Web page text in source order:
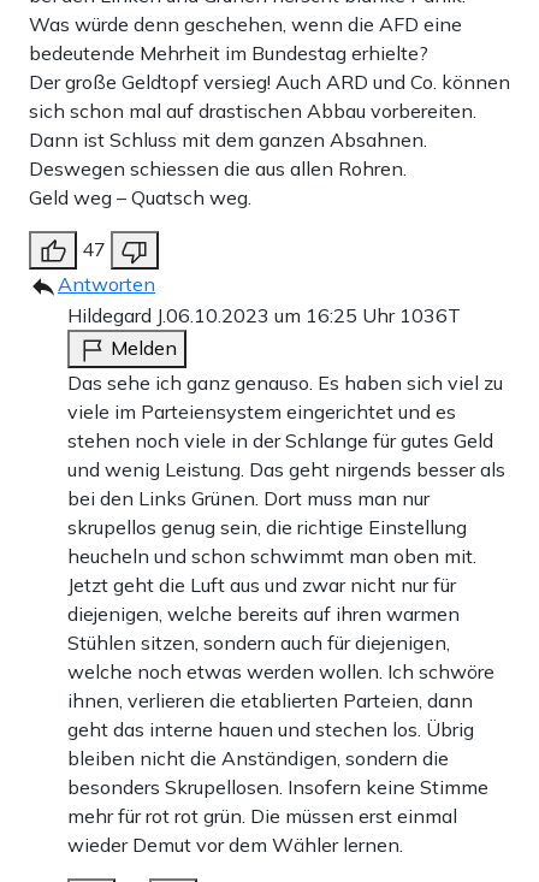
Was würde denn geschehen, wenn die AFD eine
bedeutende Mehrheit im Bundestag erhielte?
Der große Geldtopf versieg! Auch ARD und Co. können
sich schon mal auf drastischen Abbau vorbereiten.
Dann ist Schluss mit dem ganzen Absahnen.
Deswegen schiessen die aus allen Rohren.
Geld weg – Quatsch weg.
47
Antworten
Hildegard J. 06.10.2023 um 16:25 Uhr 1036T
Melden
Das sehe ich ganz genauso. Es haben sich viel zu
viele im Parteiensystem eingerichtet und es
stehen noch viele in der Schlange für gutes Geld
und wenig Leistung. Das geht nirgends besser als
bei den Links Grünen. Dort muss man nur
skrupellos genug sein, die richtige Einstellung
heucheln und schon schwimmt man oben mit.
Jetzt geht die Luft aus und zwar nicht nur für
diejenigen, welche bereits auf ihren warmen
Stühlen sitzen, sondern auch für diejenigen,
welche noch etwas werden wollen. Ich schwöre
ihnen, verlieren die etablierten Parteien, dann
geht das interne hauen und stechen los. Übrig
bleiben nicht die Anständigen, sondern die
besonders Skrupellosen. Insofern keine Stimme
mehr für rot rot grün. Die müssen erst einmal
wieder Demut vor dem Wähler lernen.